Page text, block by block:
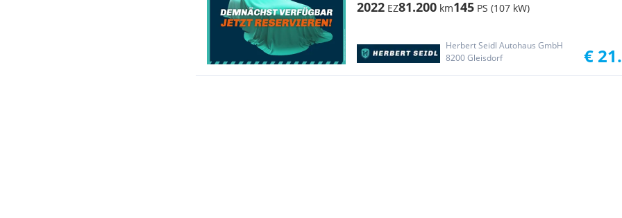
2022 EZ81.200 km145 PS (107 kW)
Herbert Seidl Autohaus GmbH
8200 Gleisdorf
€